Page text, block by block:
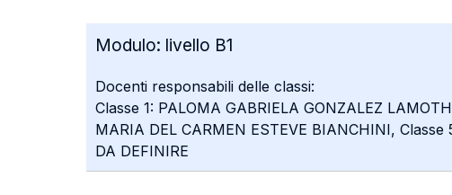
Modulo: livello B1
Docenti responsabili delle classi:
Classe 1: PALOMA GABRIELA GONZALEZ
MARIA DEL CARMEN ESTEVE BIANCHINI, Classe
DA DEFINIRE